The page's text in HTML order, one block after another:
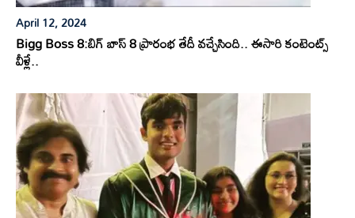
April 12, 2024
Bigg Boss 8:బిగ్ బాస్ 8 ప్రారంభ తేదీ వచ్చేసింది.. ఈసారి కంటెంట్స్
వీళ్లే..